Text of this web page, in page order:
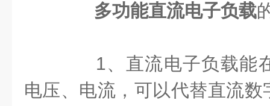
多功能直流电子负载
1、直流电子负载能
电压、电流，可以代替直流